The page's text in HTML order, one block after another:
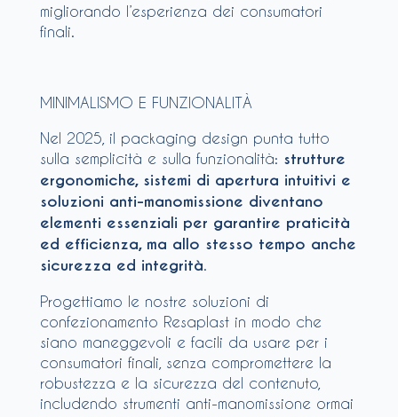
migliorando l’esperienza dei consumatori
finali.
MINIMALISMO E FUNZIONALITÀ
Nel 2025, il packaging design punta tutto
sulla semplicità e sulla funzionalità: strutture
ergonomiche, sistemi di apertura intuitivi e
soluzioni anti-manomissione diventano
elementi essenziali per garantire praticità
ed efficienza, ma allo stesso tempo anche
sicurezza ed integrità
Progettiamo le nostre soluzioni di
confezionamento Resaplast in modo che
siano maneggevoli e facili da usare per i
consumatori finali, senza compromettere la
robustezza e la sicurezza del contenuto,
includendo strumenti anti-manomissione ormai